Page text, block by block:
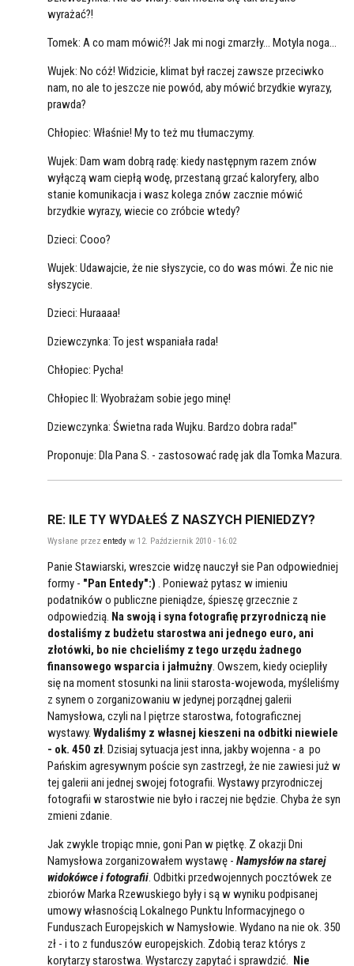
wyrażać?!
Tomek: A co mam mówić?! Jak mi nogi zmarzły... Motyla noga...
Wujek: No cóż! Widzicie, klimat był raczej zawsze przeciwko
nam, no ale to jeszcze nie powód, aby mówić brzydkie wyrazy,
prawda?
Chłopiec: Właśnie! My to też mu tłumaczymy.
Wujek: Dam wam dobrą radę: kiedy następnym razem znów
wyłączą wam ciepłą wodę, przestaną grzać kaloryfery, albo
stanie komunikacja i wasz kolega znów zacznie mówić
brzydkie wyrazy, wiecie co zróbcie wtedy?
Dzieci: Cooo?
Wujek: Udawajcie, że nie słyszycie, co do was mówi. Że nic nie
słyszycie.
Dzieci: Huraaaa!
Dziewczynka: To jest wspaniała rada!
Chłopiec: Pycha!
Chłopiec II: Wyobrażam sobie jego minę!
Dziewczynka: Świetna rada Wujku. Bardzo dobra rada!"
Proponuje: Dla Pana S. - zastosować radę jak dla Tomka Mazura.
RE: ILE TY WYDAŁEŚ Z NASZYCH PIENIEDZY?
Wysłane przez entedy w 12. Październik 2010 - 16:02
Panie Stawiarski, wreszcie widzę nauczył sie Pan odpowiedniej
formy - "Pan Entedy":) . Ponieważ pytasz w imieniu
podatników o publiczne pieniądze, śpieszę grzecznie z
odpowiedzią. Na swoją i syna fotografię przyrodniczą nie
dostaliśmy z budżetu starostwa ani jednego euro, ani
złotówki, bo nie chcieliśmy z tego urzędu żadnego
finansowego wsparcia i jałmużny . Owszem, kiedy ociepliły
się na moment stosunki na linii starosta-wojewoda, myśleliśmy
z synem o zorganizowaniu w jedynej porządnej galerii
Namysłowa, czyli na I piętrze starostwa, fotograficznej
wystawy. Wydaliśmy z własnej kieszeni na odbitki niewiele
- ok. 450 zł . Dzisiaj sytuacja jest inna, jakby wojenna - a po
Pańskim agresywnym poście syn zastrzegł, że nie zawiesi już w
tej galerii ani jednej swojej fotografii. Wystawy przyrodniczej
fotografii w starostwie nie było i raczej nie będzie. Chyba że syn
zmieni zdanie.
Jak zwykle tropiąc mnie, goni Pan w piętkę. Z okazji Dni
Namysłowa zorganizowałem wystawę - Namysłów na starej
widokówce i fotografii . Odbitki przedwojennych pocztówek ze
zbiorów Marka Rzewuskiego były i są w wyniku podpisanej
umowy własnością Lokalnego Punktu Informacyjnego o
Funduszach Europejskich w Namysłowie. Wydano na nie ok. 350
zł - i to z funduszów europejskich. Zdobią teraz którys z
korytarzy starostwa. Wystarczy zapytać i sprawdzić. Nie